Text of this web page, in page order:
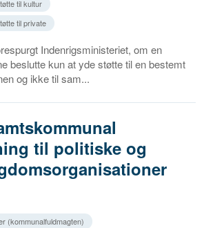
til kultur
til private
Indenrigsministeriet, om en
beslutte kun at yde støtte til en bestemt
og ikke til sam...
til politiske og
(kommunalfuldmagten)